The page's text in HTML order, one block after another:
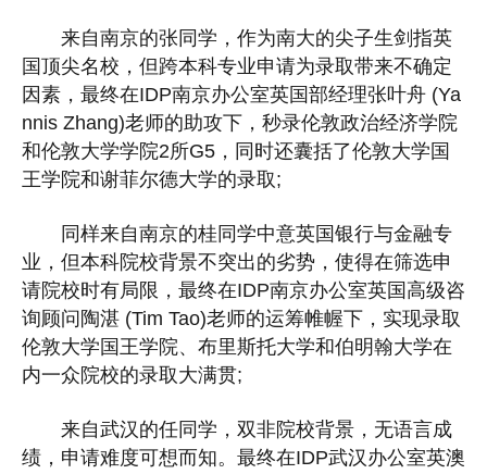
来自南京的张同学，作为南大的尖子生剑指英
国顶尖名校，但跨本科专业申请为录取带来不确定
因素，最终在IDP南京办公室英国部经理张叶舟 (Ya
nnis Zhang)老师的助攻下，秒录伦敦政治经济学院
和伦敦大学学院2所G5，同时还囊括了伦敦大学国
王学院和谢菲尔德大学的录取;
同样来自南京的桂同学中意英国银行与金融专
业，但本科院校背景不突出的劣势，使得在筛选申
请院校时有局限，最终在IDP南京办公室英国高级咨
询顾问陶湛 (Tim Tao)老师的运筹帷幄下，实现录取
伦敦大学国王学院、布里斯托大学和伯明翰大学在
内一众院校的录取大满贯;
来自武汉的任同学，双非院校背景，无语言成
绩，申请难度可想而知。最终在IDP武汉办公室英澳